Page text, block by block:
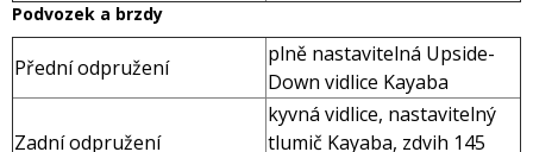
Podvozek a brzdy
Přední odpružení
plně nastavitelná Upside-
Down vidlice Kayaba
Zadní odpružení
kyvná vidlice, nastavitelný
tlumič Kayaba, zdvih 145